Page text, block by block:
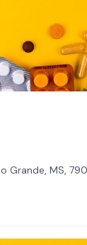
Grande, MS,